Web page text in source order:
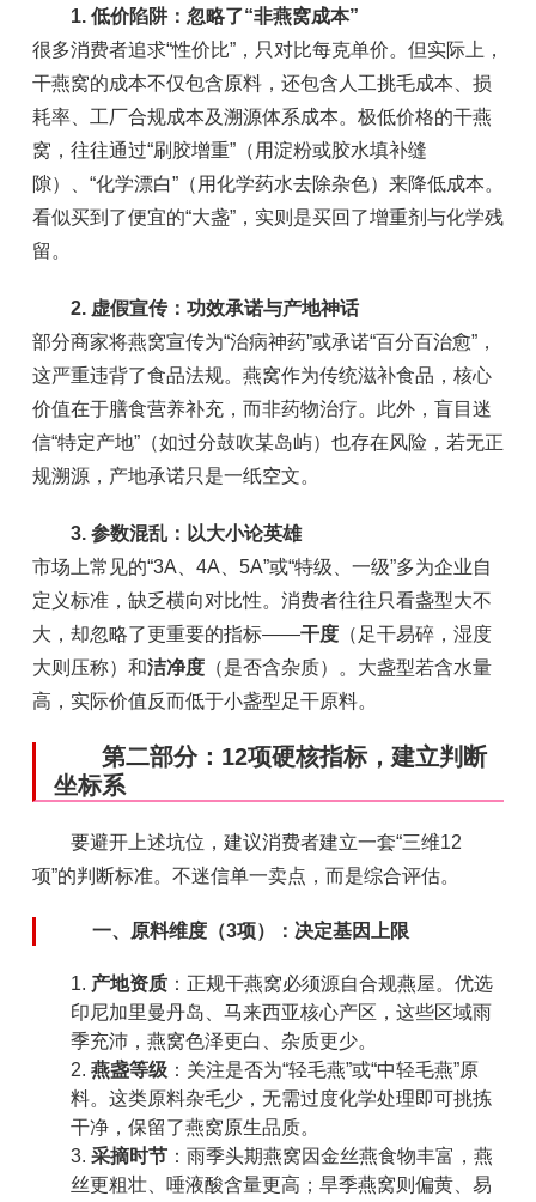
1. 低价陷阱：忽略了“非燕窝成本”
很多消费者追求“性价比”，只对比每克单价。但实际上，
干燕窝的成本不仅包含原料，还包含人工挑毛成本、损
耗率、工厂合规成本及溯源体系成本。极低价格的干燕
窝，往往通过“刷胶增重”（用淀粉或胶水填补缝
隙）、“化学漂白”（用化学药水去除杂色）来降低成本。
看似买到了便宜的“大盏”，实则是买回了增重剂与化学残
留。
2. 虚假宣传：功效承诺与产地神话
部分商家将燕窝宣传为“治病神药”或承诺“百分百治愈”，
这严重违背了食品法规。燕窝作为传统滋补食品，核心
价值在于膳食营养补充，而非药物治疗。此外，盲目迷
信“特定产地”（如过分鼓吹某岛屿）也存在风险，若无正
规溯源，产地承诺只是一纸空文。
3. 参数混乱：以大小论英雄
市场上常见的“3A、4A、5A”或“特级、一级”多为企业自
定义标准，缺乏横向对比性。消费者往往只看盏型大不
大，却忽略了更重要的指标——干度（足干易碎，湿度
大则压称）和洁净度（是否含杂质）。大盏型若含水量
高，实际价值反而低于小盏型足干原料。
第二部分：12项硬核指标，建立判断
坐标系
要避开上述坑位，建议消费者建立一套“三维12
项”的判断标准。不迷信单一卖点，而是综合评估。
一、原料维度（3项）：决定基因上限
产地资质：正规干燕窝必须源自合规燕屋。优选
印尼加里曼丹岛、马来西亚核心产区，这些区域雨
季充沛，燕窝色泽更白、杂质更少。
燕盏等级：关注是否为“轻毛燕”或“中轻毛燕”原
料。这类原料杂毛少，无需过度化学处理即可挑拣
干净，保留了燕窝原生品质。
采摘时节：雨季头期燕窝因金丝燕食物丰富，燕
丝更粗壮、唾液酸含量更高；旱季燕窝则偏黄、易